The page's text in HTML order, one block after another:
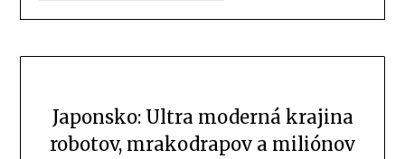
Japonsko: Ultra moderná krajina
robotov, mrakodrapov a miliónov